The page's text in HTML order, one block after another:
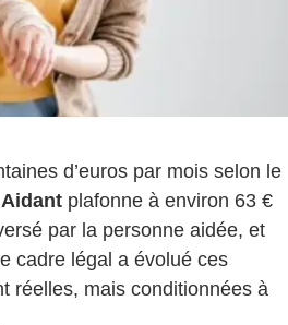
d’euros par mois selon le
plafonne à environ 63 €
par la personne aidée, et
cadre légal a évolué ces
réelles, mais conditionnées à